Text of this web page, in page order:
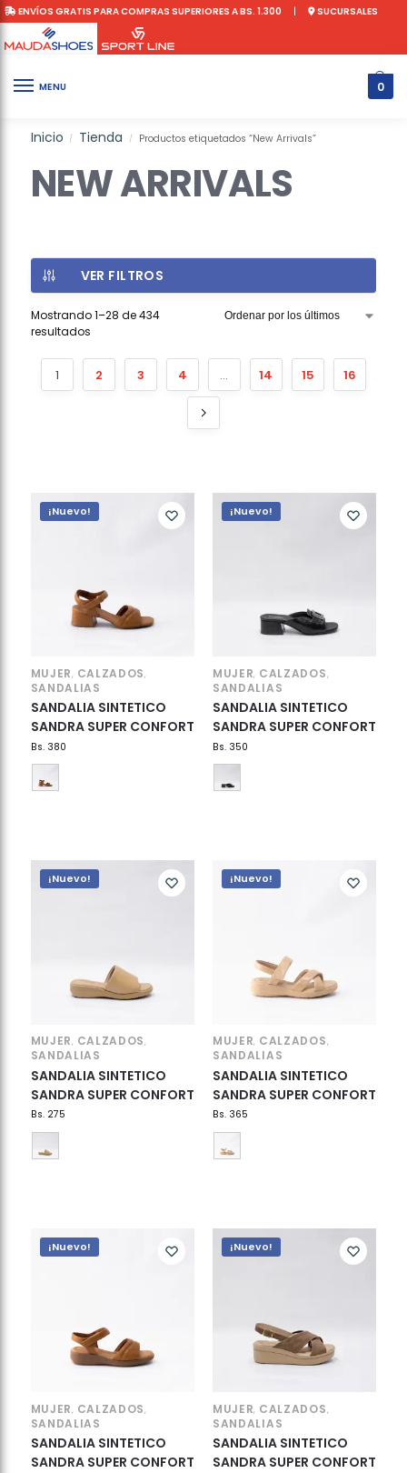
ENVÍOS GRATIS PARA COMPRAS SUPERIORES A BS. 1.300 | SUCURSALES
MENU 0
Inicio / Tienda / Productos etiquetados “New Arrivals”
NEW ARRIVALS
VER FILTROS
Mostrando 1–28 de 434
resultados
1 2 3 4 … 14 15 16
¡Nuevo!
MUJER, CALZADOS,
SANDALIAS
SANDALIA SINTETICO
SANDRA SUPER CONFORT
Bs.380
¡Nuevo!
MUJER, CALZADOS,
SANDALIAS
SANDALIA SINTETICO
SANDRA SUPER CONFORT
Bs.350
¡Nuevo!
MUJER, CALZADOS,
SANDALIAS
SANDALIA SINTETICO
SANDRA SUPER CONFORT
Bs.275
¡Nuevo!
MUJER, CALZADOS,
SANDALIAS
SANDALIA SINTETICO
SANDRA SUPER CONFORT
Bs.365
¡Nuevo!
MUJER, CALZADOS,
SANDALIAS
SANDALIA SINTETICO
SANDRA SUPER CONFORT
¡Nuevo!
MUJER, CALZADOS,
SANDALIAS
SANDALIA SINTETICO
SANDRA SUPER CONFORT